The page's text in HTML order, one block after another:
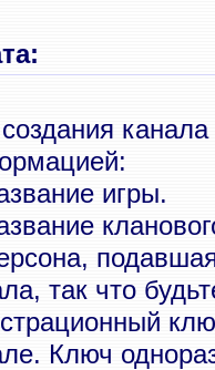
игры.
так что
Ключ